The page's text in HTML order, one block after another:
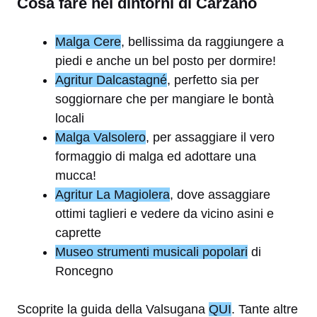
Malga Cere, bellissima da raggiungere a
piedi e anche un bel posto per dormire!
Agritur Dalcastagné, perfetto sia per
soggiornare che per mangiare le bontà
locali
Malga Valsolero, per assaggiare il vero
formaggio di malga ed adottare una
mucca!
Agritur La Magiolera, dove assaggiare
ottimi taglieri e vedere da vicino asini e
caprette
Museo strumenti musicali popolari di
Roncegno
Scoprite la guida della Valsugana QUI. Tante altre